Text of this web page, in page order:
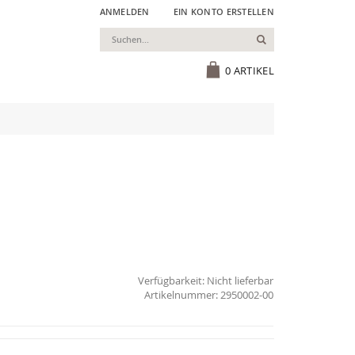
ANMELDEN EIN KONTO ERSTELLEN
0 ARTIKEL
Suchen
Verfügbarkeit: Nicht lieferbar
2950002-00